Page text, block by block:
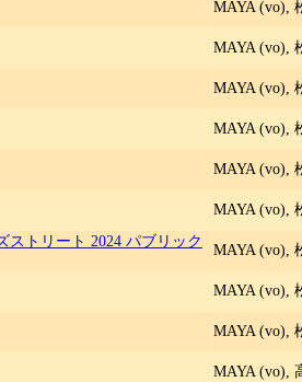
MAYA (vo),
MAYA (vo),
MAYA (vo),
MAYA (vo),
MAYA (vo),
MAYA (vo),
ストリート 2024 パブリック
MAYA (vo),
MAYA (vo),
MAYA (vo),
MAYA (vo),